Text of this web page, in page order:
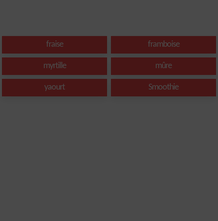
fraise framboise
myrtille mûre
yaourt Smoothie